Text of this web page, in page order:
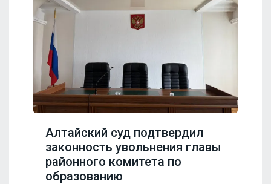
Алтайский суд подтвердил
законность увольнения главы
районного комитета по
образованию